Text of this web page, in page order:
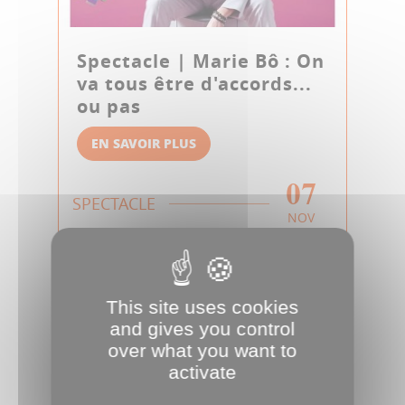
Spectacle | Marie Bô : On
va tous être d'accords...
ou pas
EN SAVOIR PLUS
SPECTACLE 07
NOV
This site uses cookies
and gives you control
over what you want to
activate